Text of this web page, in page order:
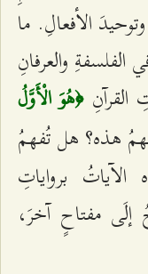
الأفعالِ. ما
والعرفانِ
القرآنِ﴿هُوَ الْأَوَّلُ
هذه؟ هل تُفهمُ
برواياتِ
إلَى مفتاحٍ آخرَ،